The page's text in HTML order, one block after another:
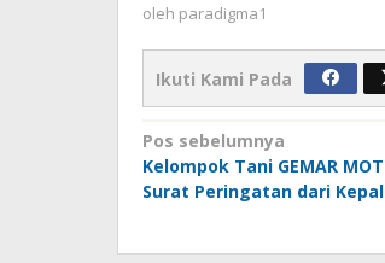
oleh paradigma1
Ikuti Kami Pada
Navigasi
pos
Pos sebelumnya
Kelompok Tani GEMAR
Surat Peringatan dari